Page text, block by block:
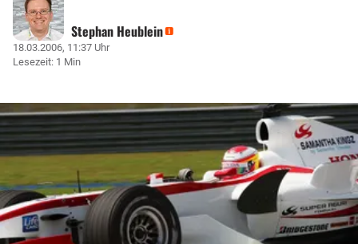
Stephan Heublein
18.03.2006, 11:37 Uhr
Lesezeit: 1 Min